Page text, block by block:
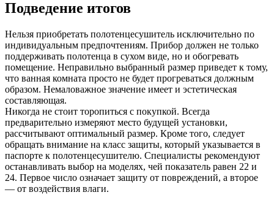
Подведение итогов
Нельзя приобретать полотенцесушитель исключительно по
индивидуальным предпочтениям. Прибор должен не только
поддерживать полотенца в сухом виде, но и обогревать
помещение. Неправильно выбранный размер приведет к тому,
что ванная комната просто не будет прогреваться должным
образом. Немаловажное значение имеет и эстетическая
составляющая.
Никогда не стоит торопиться с покупкой. Всегда
предварительно измеряют место будущей установки,
рассчитывают оптимальный размер. Кроме того, следует
обращать внимание на класс защиты, который указывается в
паспорте к полотенцесушителю. Специалисты рекомендуют
останавливать выбор на моделях, чей показатель равен 22 и
24. Первое число означает защиту от повреждений, а второе
— от воздействия влаги.